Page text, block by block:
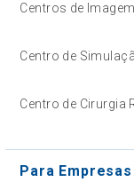
Centros de Imagem
Centro de
Centro de Cirurgia
Para Empresas